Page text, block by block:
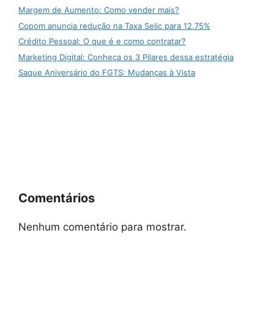
Margem de Aumento: Como vender mais?
Copom anuncia redução na Taxa Selic para 12,75%
Crédito Pessoal: O que é e como contratar?
Marketing Digital: Conheça os 3 Pilares dessa estratégia
Saque Aniversário do FGTS: Mudanças à Vista
Comentários
Nenhum comentário para mostrar.